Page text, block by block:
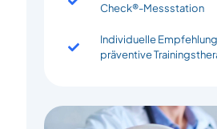
Check®-Messstation
Individuelle
präventive